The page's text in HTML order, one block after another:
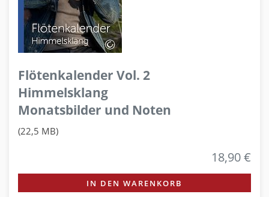
Flötenkalender Vol. 2
Himmelsklang
Monatsbilder und Noten
(22,5 MB)
18,90 €
IN DEN WARENKORB